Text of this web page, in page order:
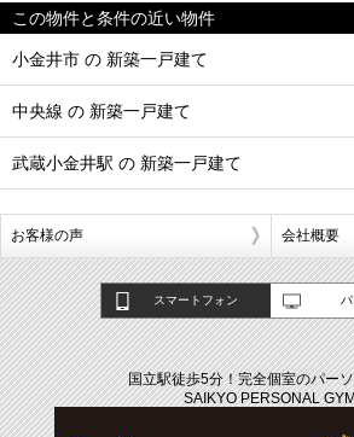
この物件と条件の近い物件
小金井市 の 新築一戸建て
中央線 の 新築一戸建て
武蔵小金井駅 の 新築一戸建て
お客様の声 会社概要
スマートフォン
国立駅徒歩5分！完全個室のパー
SAIKYO PERSONAL